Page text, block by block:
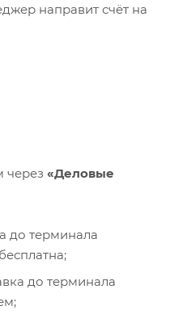
направит счёт на
через «Деловые
до терминала
до терминала